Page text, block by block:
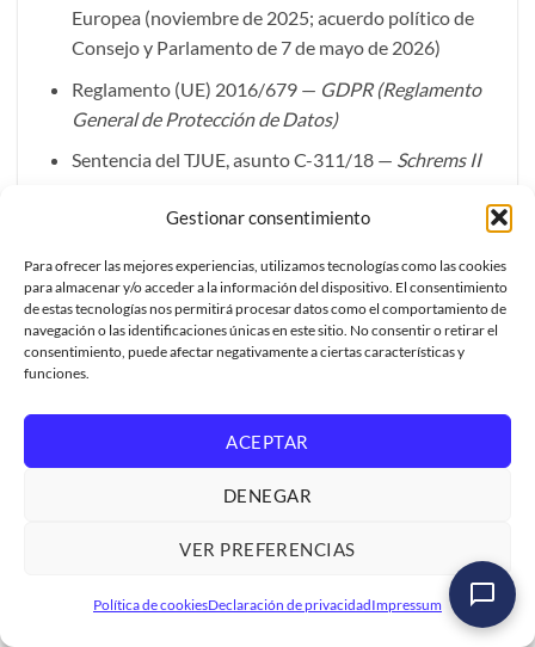
Gestionar consentimiento
Para ofrecer las mejores experiencias, utilizamos tecnologías como las cookies
para almacenar y/o acceder a la información del dispositivo. El consentimiento
de estas tecnologías nos permitirá procesar datos como el comportamiento de
navegación o las identificaciones únicas en este sitio. No consentir o retirar el
consentimiento, puede afectar negativamente a ciertas características y
funciones.
ACEPTAR
DENEGAR
VER PREFERENCIAS
Política de cookiesDeclaración de privacidadImpressum
Europea (noviembre de 2025; acuerdo político de
Consejo y Parlamento de 7 de mayo de 2026)
Reglamento (UE) 2016/679 — GDPR (Reglamento
General de Protección de Datos)
Sentencia del TJUE, asunto C-311/18 — Schrems II
2023; asunto C-703/25 P, pendiente ante el TJUE)
Directiva (UE) 2016/943 —Protección de secretos
comerciales
Sanción del Garante italiano a OpenAI (15 millones
de euros)
IBM —Cost of a Data Breach Report 2025
GDPR ,
IALocal,InteligenciaArtificial,SAP,Sin categoríay etiquetada
Máster Automatiza e Integra SAP con n8n e IA: cloud
y local, de cero a producción